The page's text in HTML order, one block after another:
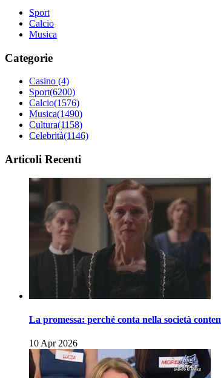
Sport
Calcio
Musica
Categorie
Casino (4)
Sport(6200)
Calcio(1576)
Musica(1490)
Cultura(1158)
Celebrità(1146)
Articoli Recenti
La promessa: perché conta nella società
10 Apr 2026